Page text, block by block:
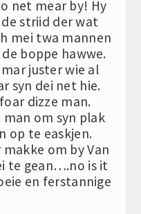
net mear by! Hy
striid der wat
mei twa mannen
boppe hawwe.
juster wie al
syn dei net hie.
dizze man.
man om syn plak
op te easkjen.
om by Van
te gean….no is it
en ferstannige